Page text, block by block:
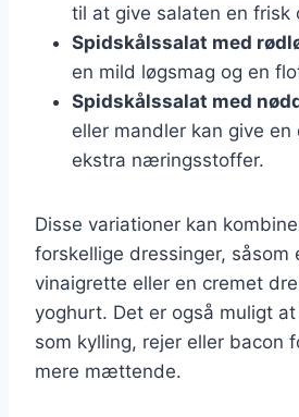
til at give salaten en frisk
Spidskålssalat med
en mild løgsmag og en
Spidskålssalat med
eller mandler kan give en
ekstra næringsstoffer.
Disse variationer kan
forskellige dressinger, såsom
vinaigrette eller en cremet
yoghurt. Det er også muligt
som kylling, rejer eller bacon
mere mættende.